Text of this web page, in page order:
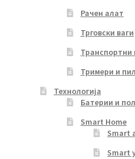
Рачен алат
Трговски ваги
Транспортни
Тримери и
Технологија
Батерии и
Smart Home
Smart
Smart